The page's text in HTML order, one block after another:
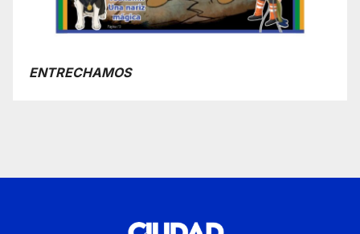
ENTRECHAMOS